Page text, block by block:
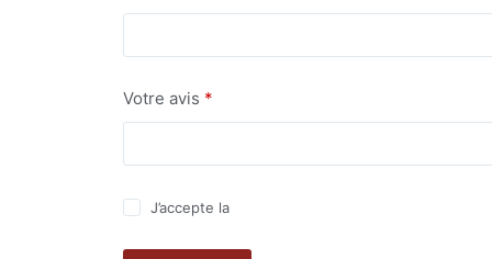
Votre avis *
J’accepte la